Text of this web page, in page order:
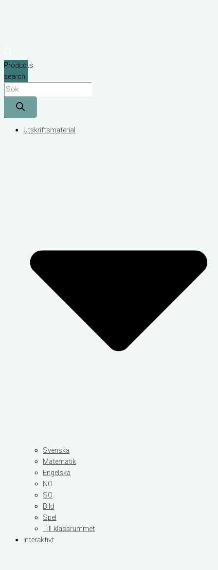
Products
search
Utskriftsmaterial
Svenska
Matematik
Engelska
NO
SO
Bild
Spel
Till klassrummet
Interaktivt